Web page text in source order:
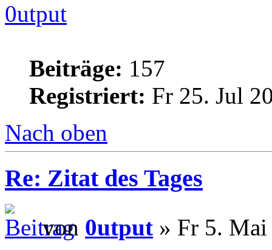
0utput
Beiträge: 157
Registriert: Fr 25. Jul
Nach oben
Re: Zitat des Tages
von 0utput » Fr 5.